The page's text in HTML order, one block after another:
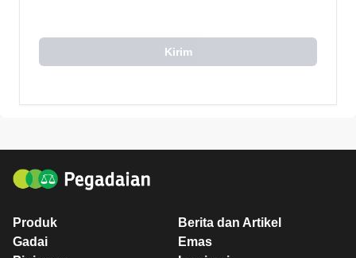
Kirim
Produk
Gadai
Berita dan Artikel
Emas